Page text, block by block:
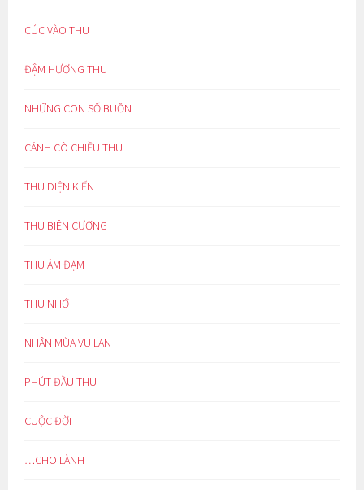
CÚC VÀO THU
ĐẬM HƯƠNG THU
NHỮNG CON SỐ BUỒN
CÁNH CÒ CHIỀU THU
THU DIỆN KIẾN
THU BIÊN CƯƠNG
THU ẢM ĐẠM
THU NHỚ
NHÂN MÙA VU LAN
PHÚT ĐẦU THU
CUỘC ĐỜI
…CHO LÀNH